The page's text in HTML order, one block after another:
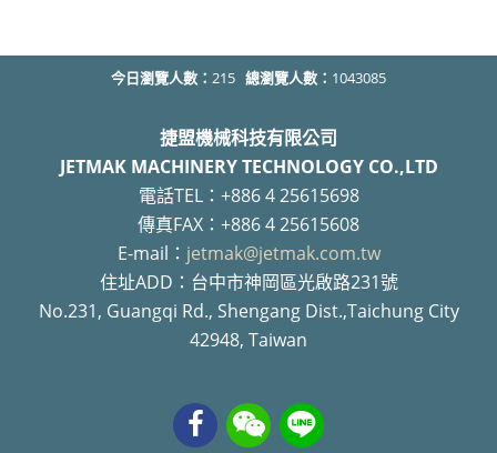
今日瀏覽人數： 215 總瀏覽人數： 1043085
捷盟機械科技有限公司
JETMAK MACHINERY TECHNOLOGY CO.,LTD
電話TEL：+886 4 25615698
傳真FAX：+886 4 25615608
E-mail： jetmak@jetmak.com.tw
住址ADD：台中市神岡區光啟路231號
No.231, Guangqi Rd., Shengang Dist.,Taichung City
42948, Taiwan